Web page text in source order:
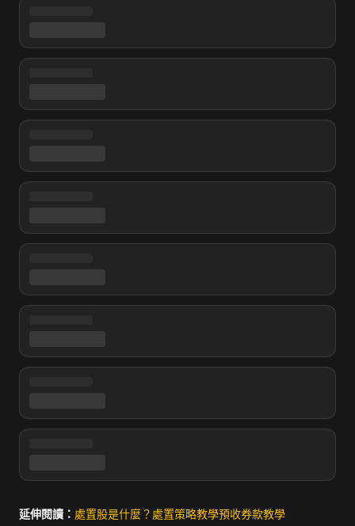
延伸閱讀： 處置股是什麼？ 處置策略教學預收券款教學